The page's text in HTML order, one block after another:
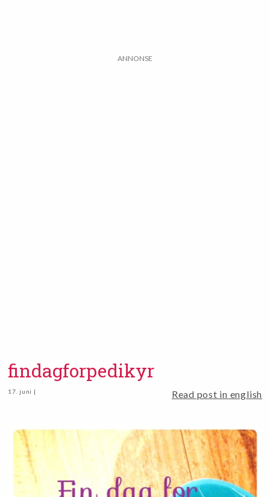
ANNONSE
findagforpedikyr
17. juni | Read post in english